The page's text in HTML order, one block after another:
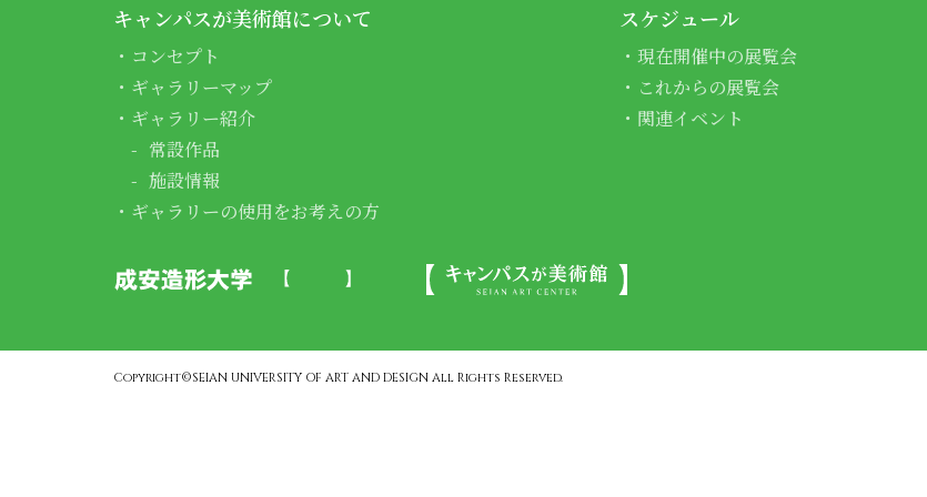
キャンパスが美術館について
コンセプト
ギャラリーマップ
ギャラリー紹介
常設作品
施設情報
ギャラリーの使用をお考えの方
スケジュール
現在開催中の展覧会
これからの展覧会
関連イベント
Copyright©SEIAN UNIVERSITY OF ART AND DESIGN All Rights Reserved.